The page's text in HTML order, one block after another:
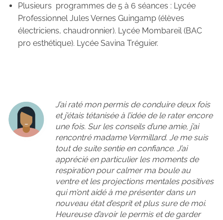
Plusieurs programmes de 5 à 6 séances : Lycée
Professionnel Jules Vernes Guingamp (élèves
électriciens, chaudronnier). Lycée Mombareil (BAC
pro esthétique). Lycée Savina Tréguier.
J’ai raté mon permis de conduire deux fois
et j’étais tétanisée à l’idée de le rater encore
une fois. Sur les conseils d’une amie, j’ai
rencontré madame Vermillard. Je me suis
tout de suite sentie en confiance. J’ai
apprécié en particulier les moments de
respiration pour calmer ma boule au
ventre et les projections mentales positives
qui m’ont aidé à me présenter dans un
nouveau état d’esprit et plus sure de moi.
Heureuse d’avoir le permis et de garder